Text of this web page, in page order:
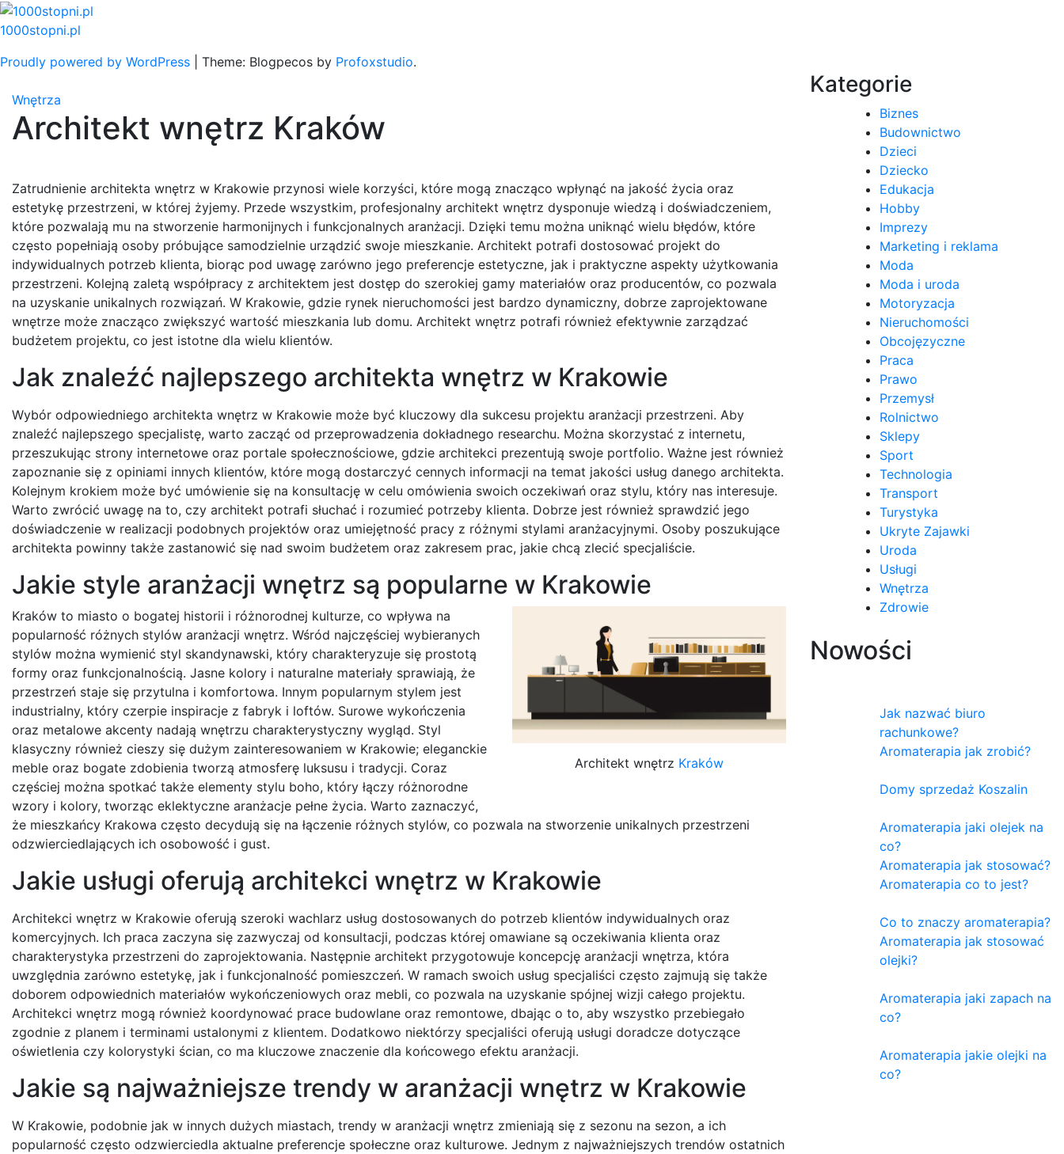
Skip
to
1000stopni.pl
Proudly powered by WordPress
Theme: Blogpecos by Profoxstudio.
Wnętrza
Architekt wnętrz Kraków
Zatrudnienie architekta wnętrz w Krakowie przynosi wiele korzyści, które mogą znacząco wpłynąć na jakość życia oraz
estetykę przestrzeni, w której żyjemy. Przede wszystkim, profesjonalny architekt wnętrz dysponuje wiedzą i doświadczeniem,
które pozwalają mu na stworzenie harmonijnych i funkcjonalnych aranżacji. Dzięki temu można uniknąć wielu błędów, które
często popełniają osoby próbujące samodzielnie urządzić swoje mieszkanie. Architekt potrafi dostosować projekt do
indywidualnych potrzeb klienta, biorąc pod uwagę zarówno jego preferencje estetyczne, jak i praktyczne aspekty użytkowania
przestrzeni. Kolejną zaletą współpracy z architektem jest dostęp do szerokiej gamy materiałów oraz producentów, co pozwala
na uzyskanie unikalnych rozwiązań. W Krakowie, gdzie rynek nieruchomości jest bardzo dynamiczny, dobrze zaprojektowane
wnętrze może znacząco zwiększyć wartość mieszkania lub domu. Architekt wnętrz potrafi również efektywnie zarządzać
budżetem projektu, co jest istotne dla wielu klientów.
Jak znaleźć najlepszego architekta wnętrz w Krakowie
Wybór odpowiedniego architekta wnętrz w Krakowie może być kluczowy dla sukcesu projektu aranżacji przestrzeni. Aby
znaleźć najlepszego specjalistę, warto zacząć od przeprowadzenia dokładnego researchu. Można skorzystać z internetu,
przeszukując strony internetowe oraz portale społecznościowe, gdzie architekci prezentują swoje portfolio. Ważne jest również
zapoznanie się z opiniami innych klientów, które mogą dostarczyć cennych informacji na temat jakości usług danego architekta.
Kolejnym krokiem może być umówienie się na konsultację w celu omówienia swoich oczekiwań oraz stylu, który nas interesuje.
Warto zwrócić uwagę na to, czy architekt potrafi słuchać i rozumieć potrzeby klienta. Dobrze jest również sprawdzić jego
doświadczenie w realizacji podobnych projektów oraz umiejętność pracy z różnymi stylami aranżacyjnymi. Osoby poszukujące
architekta powinny także zastanowić się nad swoim budżetem oraz zakresem prac, jakie chcą zlecić specjaliście.
Jakie style aranżacji wnętrz są popularne w Krakowie
Architekt wnętrz Kraków
Kraków to miasto o bogatej historii i różnorodnej kulturze, co wpływa na
popularność różnych stylów aranżacji wnętrz. Wśród najczęściej wybieranych
stylów można wymienić styl skandynawski, który charakteryzuje się prostotą
formy oraz funkcjonalnością. Jasne kolory i naturalne materiały sprawiają, że
przestrzeń staje się przytulna i komfortowa. Innym popularnym stylem jest
industrialny, który czerpie inspiracje z fabryk i loftów. Surowe wykończenia
oraz metalowe akcenty nadają wnętrzu charakterystyczny wygląd. Styl
klasyczny również cieszy się dużym zainteresowaniem w Krakowie; eleganckie
meble oraz bogate zdobienia tworzą atmosferę luksusu i tradycji. Coraz
częściej można spotkać także elementy stylu boho, który łączy różnorodne
wzory i kolory, tworząc eklektyczne aranżacje pełne życia. Warto zaznaczyć,
że mieszkańcy Krakowa często decydują się na łączenie różnych stylów, co pozwala na stworzenie unikalnych przestrzeni
odzwierciedlających ich osobowość i gust.
Jakie usługi oferują architekci wnętrz w Krakowie
Architekci wnętrz w Krakowie oferują szeroki wachlarz usług dostosowanych do potrzeb klientów indywidualnych oraz
komercyjnych. Ich praca zaczyna się zazwyczaj od konsultacji, podczas której omawiane są oczekiwania klienta oraz
charakterystyka przestrzeni do zaprojektowania. Następnie architekt przygotowuje koncepcję aranżacji wnętrza, która
uwzględnia zarówno estetykę, jak i funkcjonalność pomieszczeń. W ramach swoich usług specjaliści często zajmują się także
doborem odpowiednich materiałów wykończeniowych oraz mebli, co pozwala na uzyskanie spójnej wizji całego projektu.
Architekci wnętrz mogą również koordynować prace budowlane oraz remontowe, dbając o to, aby wszystko przebiegało
zgodnie z planem i terminami ustalonymi z klientem. Dodatkowo niektórzy specjaliści oferują usługi doradcze dotyczące
oświetlenia czy kolorystyki ścian, co ma kluczowe znaczenie dla końcowego efektu aranżacji.
Jakie są najważniejsze trendy w aranżacji wnętrz w Krakowie
W Krakowie, podobnie jak w innych dużych miastach, trendy w aranżacji wnętrz zmieniają się z sezonu na sezon, a ich
popularność często odzwierciedla aktualne preferencje społeczne oraz kulturowe. Jednym z najważniejszych trendów ostatnich
Kategorie
Biznes
Budownictwo
Dzieci
Dziecko
Edukacja
Hobby
Imprezy
Marketing i reklama
Moda
Moda i uroda
Motoryzacja
Nieruchomości
Obcojęzyczne
Praca
Prawo
Przemysł
Rolnictwo
Sklepy
Sport
Technologia
Transport
Turystyka
Ukryte Zajawki
Uroda
Usługi
Wnętrza
Zdrowie
Nowości
Jak nazwać biuro
rachunkowe?
Aromaterapia jak zrobić?
Domy sprzedaż Koszalin
Aromaterapia jaki olejek na
co?
Aromaterapia jak stosować?
Aromaterapia co to jest?
Co to znaczy aromaterapia?
Aromaterapia jak stosować
olejki?
Aromaterapia jaki zapach na
co?
Aromaterapia jakie olejki na
co?